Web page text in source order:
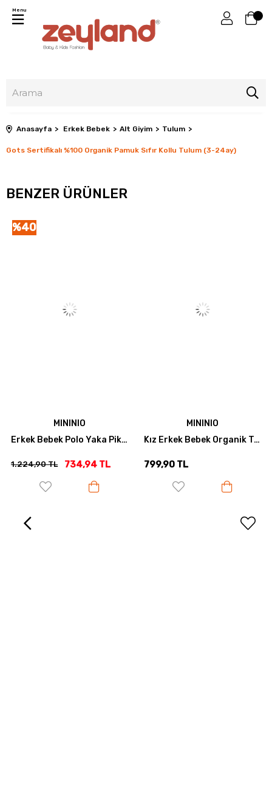
Menu
Anasayfa Erkek Bebek Alt Giyim Tulum
Gots Sertifikalı %100 Organik Pamuk Sıfır Kollu Tulum (3-24ay)
BENZER ÜRÜNLER
Erkek Bebek Polo Yaka Pike Tulum - Gri
734,94 TL
Kız Erkek Bebek Organik Tulum - Mint
799,90 TL